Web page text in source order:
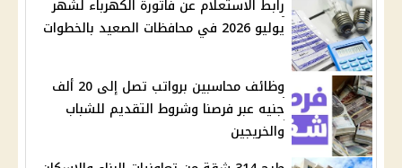
رابط الاستعلام عن فاتورة الكهرباء لشهر
يوليو 2026 في محافظات الصعيد بالخطوات
وظائف محاسبين برواتب تصل إلى 20 ألف
جنيه عبر فرصنا وشروط التقديم للشباب
والخريجين